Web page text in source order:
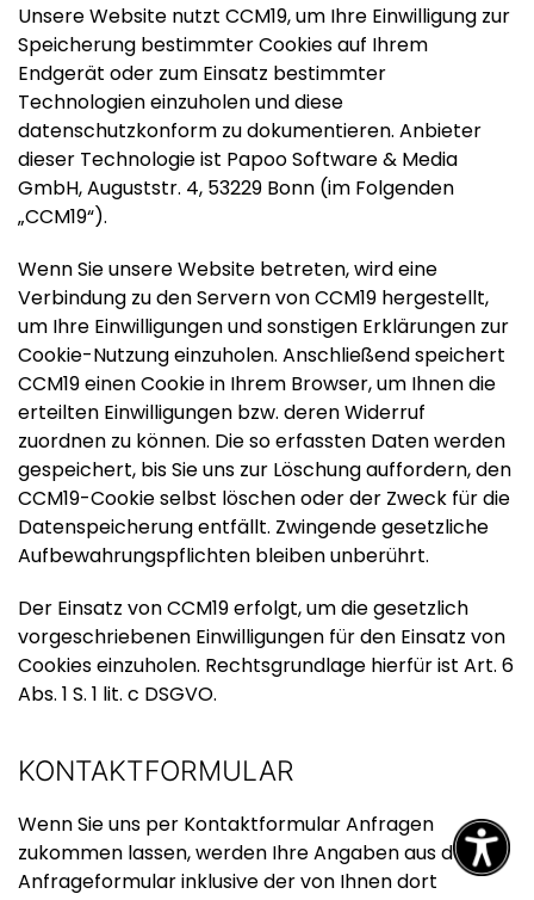
Unsere Website nutzt CCM19, um Ihre Einwilligung zur
Speicherung bestimmter Cookies auf Ihrem
Endgerät oder zum Einsatz bestimmter
Technologien einzuholen und diese
datenschutzkonform zu dokumentieren. Anbieter
dieser Technologie ist Papoo Software & Media
GmbH, Auguststr. 4, 53229 Bonn (im Folgenden
„CCM19“).
Wenn Sie unsere Website betreten, wird eine
Verbindung zu den Servern von CCM19 hergestellt,
um Ihre Einwilligungen und sonstigen Erklärungen zur
Cookie-Nutzung einzuholen. Anschließend speichert
CCM19 einen Cookie in Ihrem Browser, um Ihnen die
erteilten Einwilligungen bzw. deren Widerruf
zuordnen zu können. Die so erfassten Daten werden
gespeichert, bis Sie uns zur Löschung auffordern, den
CCM19-Cookie selbst löschen oder der Zweck für die
Datenspeicherung entfällt. Zwingende gesetzliche
Aufbewahrungspflichten bleiben unberührt.
Der Einsatz von CCM19 erfolgt, um die gesetzlich
vorgeschriebenen Einwilligungen für den Einsatz von
Cookies einzuholen. Rechtsgrundlage hierfür ist Art. 6
Abs. 1 S. 1 lit. c DSGVO.
KONTAKTFORMULAR
Wenn Sie uns per Kontaktformular Anfragen
zukommen lassen, werden Ihre Angaben aus dem
Anfrageformular inklusive der von Ihnen dort